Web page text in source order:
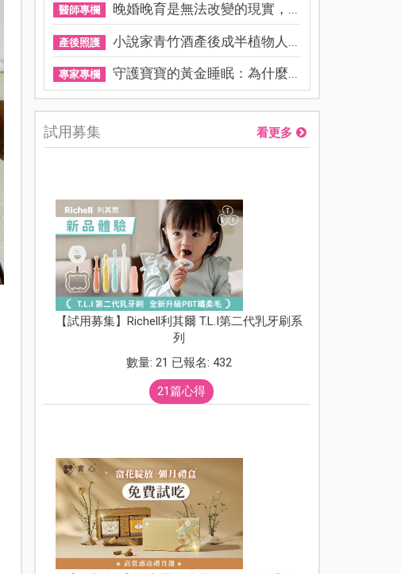
醫師專欄 晚婚晚育是無法改變的現實，...
產後照護 小說家青竹酒產後成半植物人...
專家專欄 守護寶寶的黃金睡眠：為什麼...
試用募集 看更多
【試用募集】Richell利其爾 T.L.I第二代乳牙刷系
列
數量: 21 已報名: 432
21篇心得